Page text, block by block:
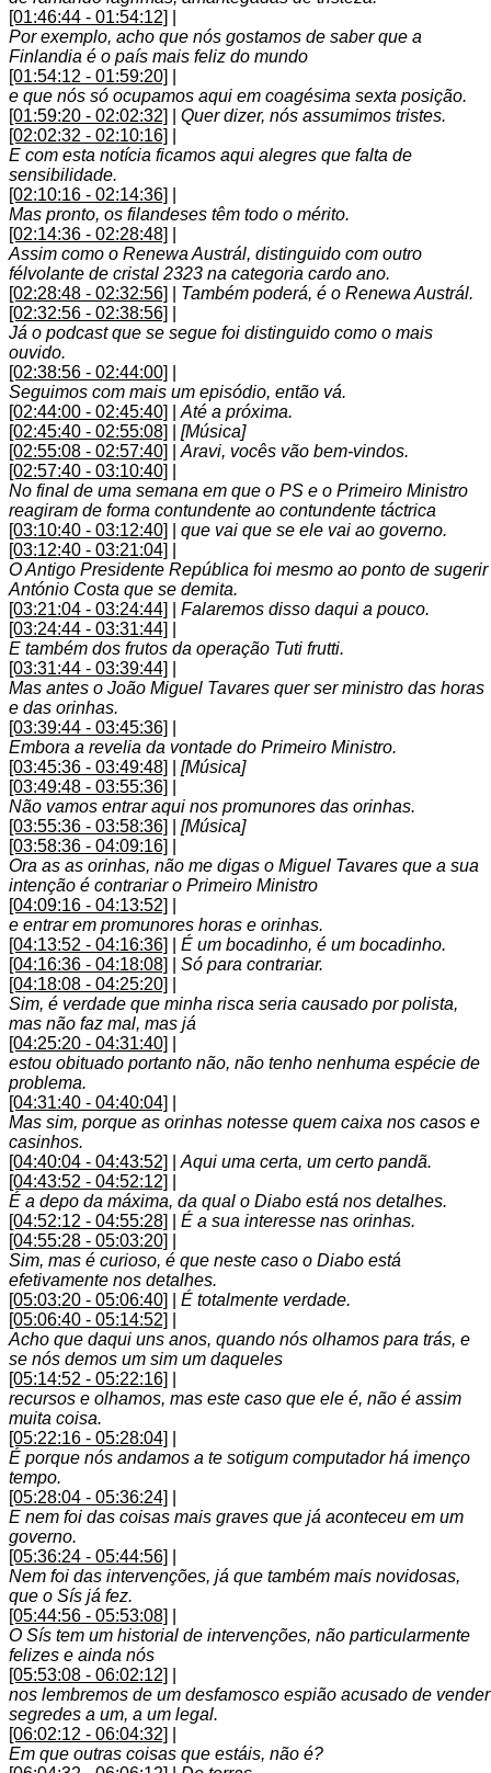
[01:46:44 - 01:54:12]
Por exemplo, acho que nós gostamos de saber que a
Finlandia é o país mais feliz do mundo
[01:54:12 - 01:59:20]
e que nós só ocupamos aqui em coagésima sexta posição.
[01:59:20 - 02:02:32]
Quer dizer, nós assumimos tristes.
[02:02:32 - 02:10:16]
E com esta notícia ficamos aqui alegres que falta de
sensibilidade.
[02:10:16 - 02:14:36]
Mas pronto, os filandeses têm todo o mérito.
[02:14:36 - 02:28:48]
Assim como o Renewa Austrál, distinguido com outro
félvolante de cristal 2323 na categoria cardo ano.
[02:28:48 - 02:32:56]
Também poderá, é o Renewa Austrál.
[02:32:56 - 02:38:56]
Já o podcast que se segue foi distinguido como o mais
ouvido.
[02:38:56 - 02:44:00]
Seguimos com mais um episódio, então vá.
[02:44:00 - 02:45:40]
Até a próxima.
[02:45:40 - 02:55:08]
[Música]
[02:55:08 - 02:57:40]
Aravi, vocês vão bem-vindos.
[02:57:40 - 03:10:40]
No final de uma semana em que o PS e o Primeiro Ministro
reagiram de forma contundente ao contundente táctrica
[03:10:40 - 03:12:40]
que vai que se ele vai ao governo.
[03:12:40 - 03:21:04]
O Antigo Presidente República foi mesmo ao ponto de sugerir
António Costa que se demita.
[03:21:04 - 03:24:44]
Falaremos disso daqui a pouco.
[03:24:44 - 03:31:44]
E também dos frutos da operação Tuti frutti.
[03:31:44 - 03:39:44]
Mas antes o João Miguel Tavares quer ser ministro das horas
e das orinhas.
[03:39:44 - 03:45:36]
Embora a revelia da vontade do Primeiro Ministro.
[03:45:36 - 03:49:48]
[Música]
[03:49:48 - 03:55:36]
Não vamos entrar aqui nos promunores das orinhas.
[03:55:36 - 03:58:36]
[Música]
[03:58:36 - 04:09:16]
Ora as as orinhas, não me digas o Miguel Tavares que a sua
intenção é contrariar o Primeiro Ministro
[04:09:16 - 04:13:52]
e entrar em promunores horas e orinhas.
[04:13:52 - 04:16:36]
É um bocadinho, é um bocadinho.
[04:16:36 - 04:18:08]
Só para contrariar.
[04:18:08 - 04:25:20]
Sim, é verdade que minha risca seria causado por polista,
mas não faz mal, mas já
[04:25:20 - 04:31:40]
estou obituado portanto não, não tenho nenhuma espécie de
problema.
[04:31:40 - 04:40:04]
Mas sim, porque as orinhas notesse quem caixa nos casos e
casinhos.
[04:40:04 - 04:43:52]
Aqui uma certa, um certo pandã.
[04:43:52 - 04:52:12]
É a depo da máxima, da qual o Diabo está nos detalhes.
[04:52:12 - 04:55:28]
É a sua interesse nas orinhas.
[04:55:28 - 05:03:20]
Sim, mas é curioso, é que neste caso o Diabo está
efetivamente nos detalhes.
[05:03:20 - 05:06:40]
É totalmente verdade.
[05:06:40 - 05:14:52]
Acho que daqui uns anos, quando nós olhamos para trás, e
se nós demos um sim um daqueles
[05:14:52 - 05:22:16]
recursos e olhamos, mas este caso que ele é, não é assim
muita coisa.
[05:22:16 - 05:28:04]
É porque nós andamos a te sotigum computador há imenço
tempo.
[05:28:04 - 05:36:24]
E nem foi das coisas mais graves que já aconteceu em um
governo.
[05:36:24 - 05:44:56]
Nem foi das intervenções, já que também mais novidosas,
que o Sís já fez.
[05:44:56 - 05:53:08]
O Sís tem um historial de intervenções, não particularmente
felizes e ainda nós
[05:53:08 - 06:02:12]
nos lembremos de um desfamosco espião acusado de vender
segredes a um, a um legal.
[06:02:12 - 06:04:32]
Em que outras coisas que estáis, não é?